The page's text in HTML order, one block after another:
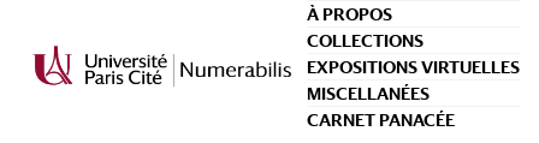
À PROPOS
COLLECTIONS
EXPOSITIONS VIRTUELLES
MISCELLANÉES
CARNET PANACÉE